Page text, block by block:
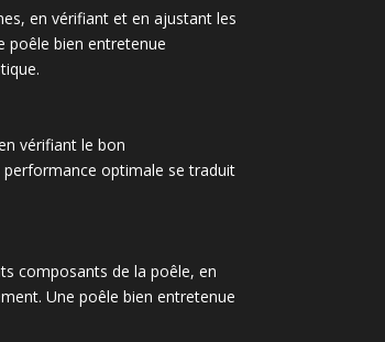
en vérifiant et en ajustant les
poêle bien entretenue
vérifiant le bon
optimale se traduit
composants de la poêle, en
Une poêle bien entretenue